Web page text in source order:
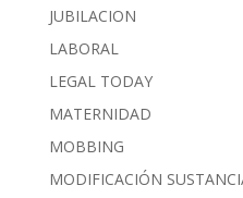
JUBILACION
LABORAL
LEGAL TODAY
MATERNIDAD
MOBBING
MODIFICACIÓN